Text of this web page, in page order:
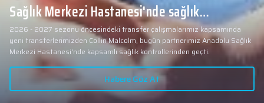
Sağlık Merkezi Hastanesi'nde sağlık
kontrolünden geçti.
2026 - 2027 sezonu öncesindeki transfer çalışmalarımız kapsamında
yeni transferlerimizden Collin Malcolm, bugün partnerimiz Anadolu Sağlık
Merkezi Hastanesi'nde kapsamlı sağlık kontrollerinden geçti.
Habere Göz At